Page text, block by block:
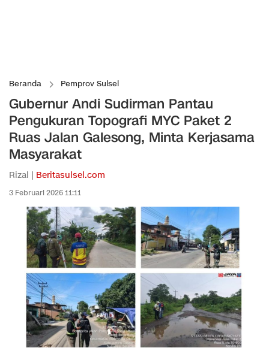
Beranda Pemprov Sulsel
Gubernur Andi Sudirman Pantau
Pengukuran Topografi MYC Paket 2
Ruas Jalan Galesong, Minta Kerjasama
Masyarakat
Rizal | Beritasulsel.com
3 Februari 2026 11:11